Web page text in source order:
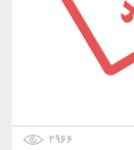
۲۹۶۶